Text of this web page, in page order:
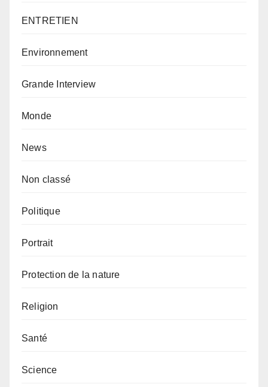
ENTRETIEN
Environnement
Grande Interview
Monde
News
Non classé
Politique
Portrait
Protection de la nature
Religion
Santé
Science